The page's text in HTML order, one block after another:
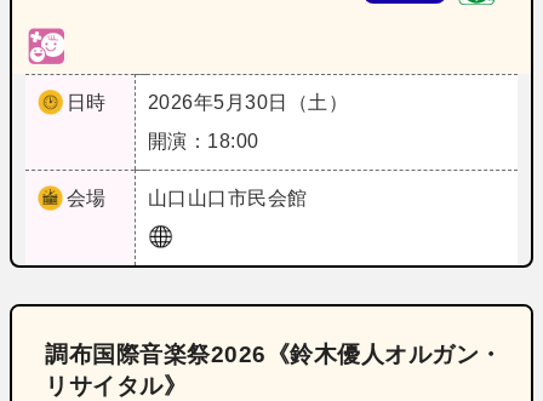
日時
2026年5月30日（土）
開演：18:00
会場 山口 山口市民会館
調布国際音楽祭2026《鈴木優人オルガン・
リサイタル》